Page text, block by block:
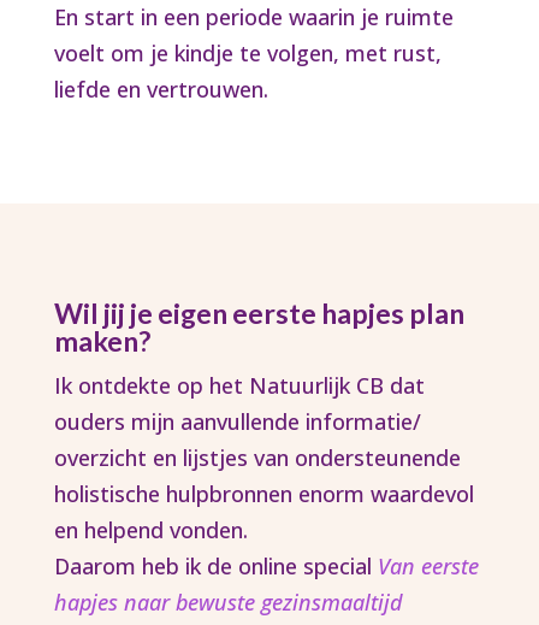
En start in een periode waarin je ruimte
voelt om je kindje te volgen, met rust,
liefde en vertrouwen.
Wil jij je eigen eerste hapjes plan
maken?
Ik ontdekte op het Natuurlijk CB dat
ouders mijn aanvullende informatie/
overzicht en lijstjes van ondersteunende
holistische hulpbronnen enorm waardevol
en helpend vonden.
Daarom heb ik de online special Van eerste
hapjes naar bewuste gezinsmaaltijd